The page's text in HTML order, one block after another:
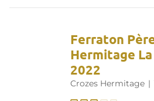
Ferraton
Hermitage
2022
Crozes Hermitage |